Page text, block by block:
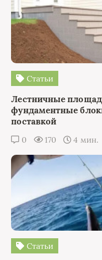
Статьи
Лестничные
фундаментные
поставкой
0 170 4 мин.
Статьи